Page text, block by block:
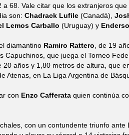
68. Vale citar que los extranjeros
son: Chadrack Lufile (Canadá),
Lemos Carballo (Uruguay) y
diamantino Ramiro Rattero , de 19
Capuchinos, que juega el Torneo
20 años y 1,80 metros de altura, que
Atenas, en La Liga Argentina de
con Enzo Cafferata quien continúa
con un contundente triunfo ante